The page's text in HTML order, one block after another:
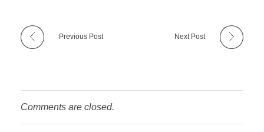
Previous Post Next Post
Comments are closed.